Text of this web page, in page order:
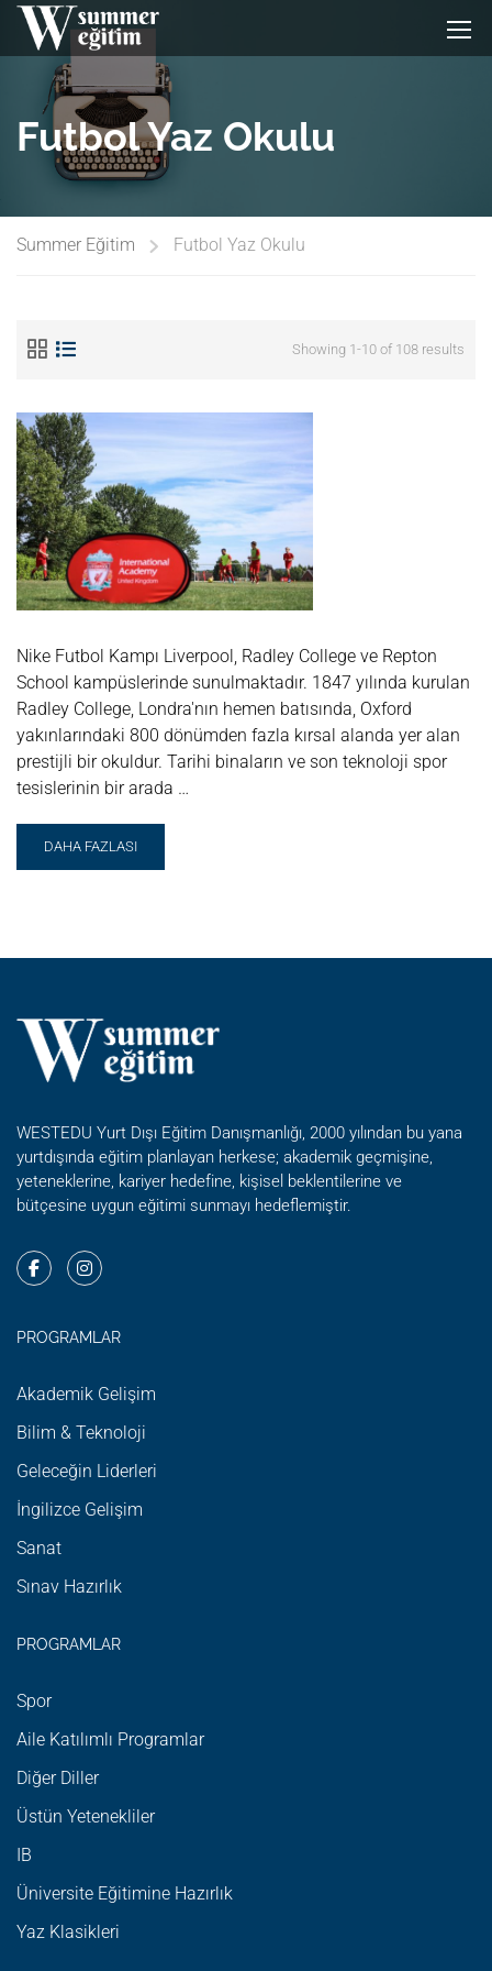
Futbol Yaz Okulu
Summer Eğitim Futbol Yaz Okulu
Showing 1-10 of 108 results
Nike Futbol Kampı Liverpool, Radley College ve Repton
School kampüslerinde sunulmaktadır. 1847 yılında kurulan
Radley College, Londra'nın hemen batısında, Oxford
yakınlarındaki 800 dönümden fazla kırsal alanda yer alan
prestijli bir okuldur. Tarihi binaların ve son teknoloji spor
tesislerinin bir arada …
READ
MORE
KAMPI
DAHA FAZLASI
WESTEDU Yurt Dışı Eğitim Danışmanlığı, 2000 yılından bu yana
yurtdışında eğitim planlayan herkese; akademik geçmişine,
yeteneklerine, kariyer hedefine, kişisel beklentilerine ve
bütçesine uygun eğitimi sunmayı hedeflemiştir.
PROGRAMLAR
Akademik Gelişim
Bilim & Teknoloji
Geleceğin Liderleri
İngilizce Gelişim
Sanat
Sınav Hazırlık
PROGRAMLAR
Spor
Aile Katılımlı Programlar
Diğer Diller
Üstün Yetenekliler
IB
Üniversite Eğitimine Hazırlık
Yaz Klasikleri